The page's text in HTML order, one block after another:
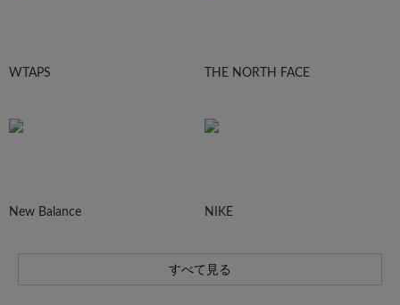
WTAPS THE NORTH FACE
New Balance NIKE
すべて見る